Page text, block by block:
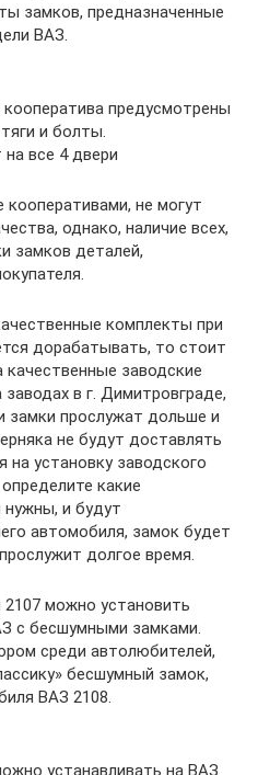
замков, предназначенные
ВАЗ.
предусмотрены
и болты.
все 4 двери
не могут
однако, наличие всех,
замков деталей,
комплекты при
дорабатывать, то стоит
заводские
в г. Димитровграде,
прослужат дольше и
не будут доставлять
установку заводского
какие
и будут
автомобиля, замок будет
долгое время.
можно установить
с бесшумными замками.
среди автолюбителей,
бесшумный замок,
ВАЗ 2108.
устанавливать на ВАЗ